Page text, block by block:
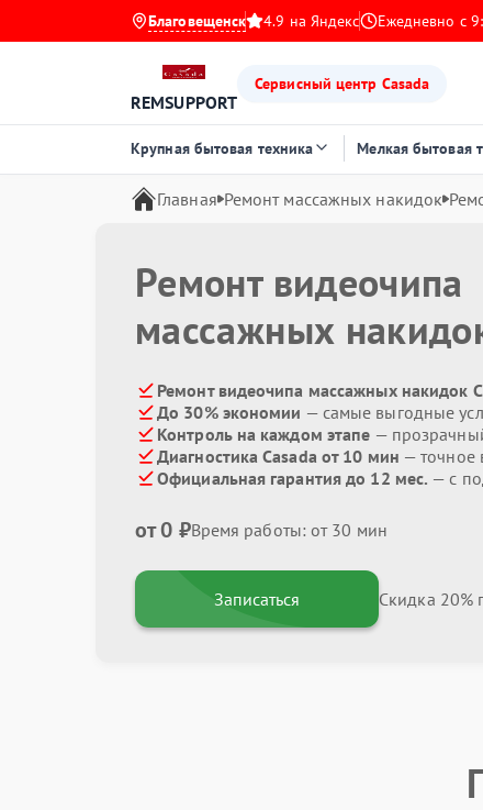
Благовещенск 4.9 на Яндекс Ежедневно с
REMSUPPORT
Сервисный центр Casada
Крупная бытовая техника Мелкая бытовая
Главная Ремонт массажных накидок
Ремонт видеочипа
массажных
Ремонт видеочипа массажных накидок
До 30% экономии — самые выгодные
Контроль на каждом этапе —
Диагностика Casada от 10 мин — точное
Официальная гарантия до 12 мес. — с
от 0 ₽Время работы: от 30 мин
Записаться Скидка 20%